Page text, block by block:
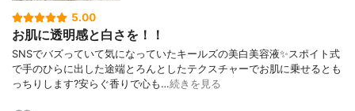
5.00
お肌に透明感と白さを！！
SNSでバズっていて気になっていたキールズの美白美容液✨スポイト式
で手のひらに出した途端とろんとしたテクスチャーでお肌に乗せるとも
っちりします?安らぐ香りで心も…続きを見る